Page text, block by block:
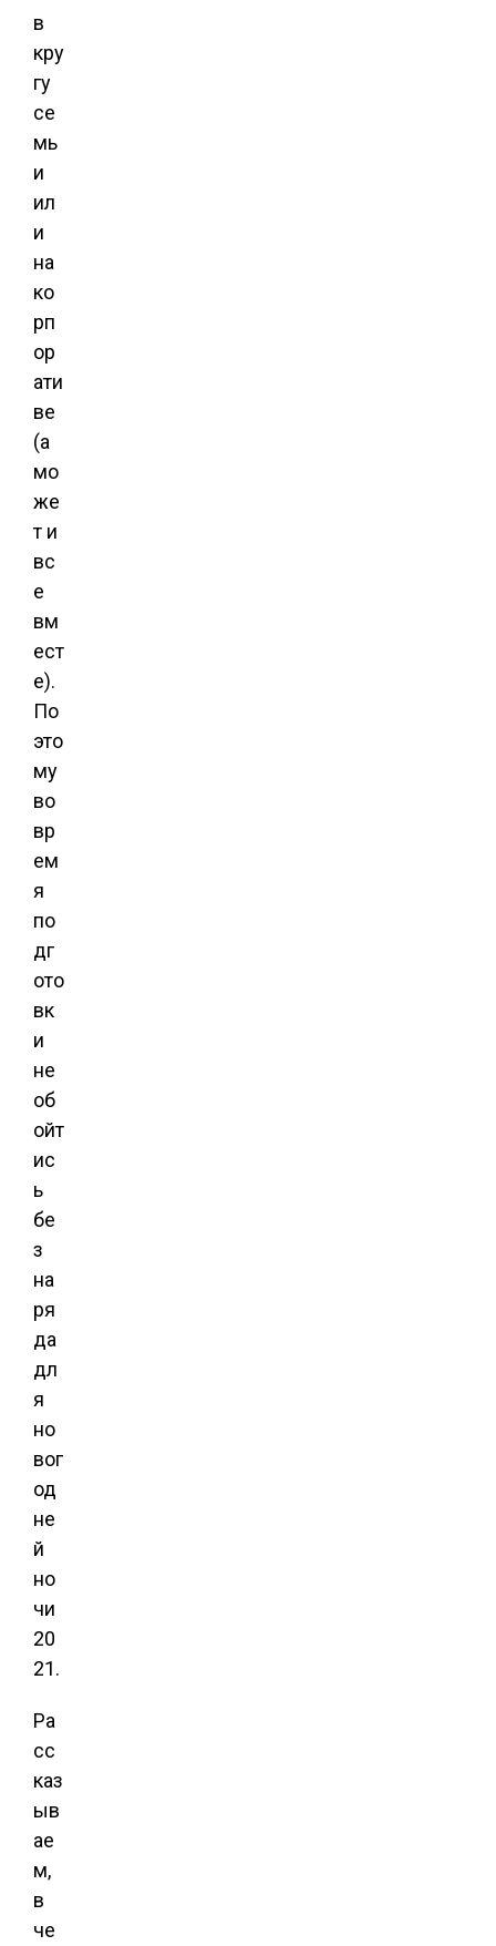
в
кру
гу
се
мь
и
ил
и
на
ко
рп
ор
ати
ве
(а
мо
же
т и
вс
е
вм
ест
е).
По
это
му
во
вр
ем
я
по
дг
ото
вк
и
не
об
ойт
ис
ь
бе
з
на
ря
да
дл
я
но
вог
од
не
й
но
чи
20
21.
Ра
сс
каз
ыв
ае
м,
в
че